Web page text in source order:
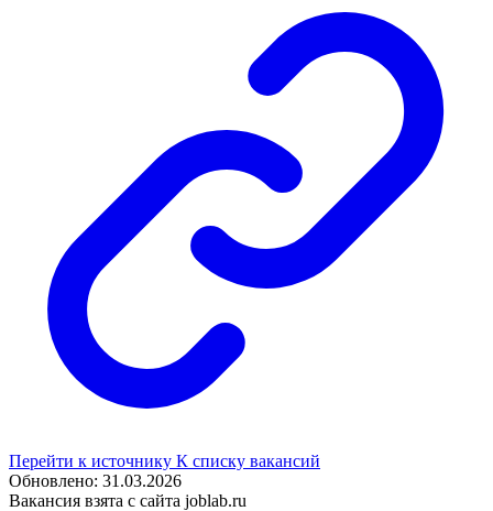
Перейти к источнику К списку вакансий
Обновлено: 31.03.2026
Вакансия взята с сайта joblab.ru